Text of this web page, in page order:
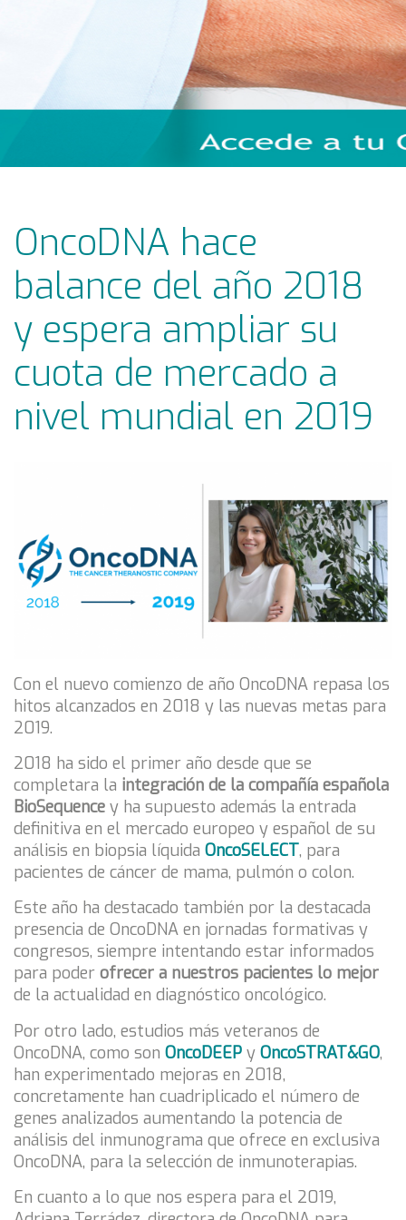
OncoDNA hace
balance del año 2018
y espera ampliar su
cuota de mercado a
nivel mundial en 2019
Con el nuevo comienzo de año OncoDNA repasa los
hitos alcanzados en 2018 y las nuevas metas para
2019.
2018 ha sido el primer año desde que se
completara la integración de la compañía española
BioSequence y ha supuesto además la entrada
definitiva en el mercado europeo y español de su
análisis en biopsia líquida OncoSELECT, para
pacientes de cáncer de mama, pulmón o colon.
Este año ha destacado también por la destacada
presencia de OncoDNA en jornadas formativas y
congresos, siempre intentando estar informados
para poder ofrecer a nuestros pacientes lo mejor
de la actualidad en diagnóstico oncológico.
Por otro lado, estudios más veteranos de
OncoDNA, como son OncoDEEP y OncoSTRAT&GO,
han experimentado mejoras en 2018,
concretamente han cuadriplicado el número de
genes analizados aumentando la potencia de
análisis del inmunograma que ofrece en exclusiva
OncoDNA, para la selección de inmunoterapias.
En cuanto a lo que nos espera para el 2019,